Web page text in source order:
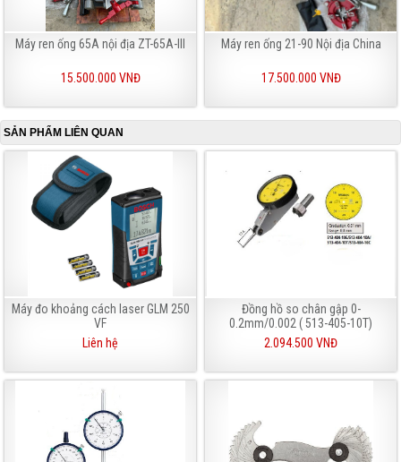
Máy ren ống 65A nội địa ZT-65A-III
15.500.000 VNĐ
Máy ren ống 21-90 Nội địa China
17.500.000 VNĐ
SẢN PHẨM LIÊN QUAN
Máy đo khoảng cách laser GLM 250
VF
Liên hệ
Đồng hồ so chân gập 0-
0.2mm/0.002 ( 513-405-10T)
2.094.500 VNĐ